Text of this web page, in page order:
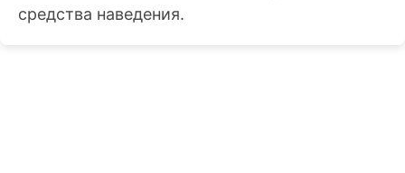
средства наведения.